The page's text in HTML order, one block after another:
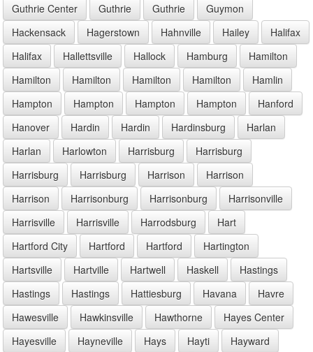
Guthrie Center
Guthrie Guthrie
Guymon
Hackensack
Hagerstown Hahnville Hailey
Halifax
Halifax
Hallettsville Hallock Hamburg
Hamilton
Hamilton
Hamilton Hamilton Hamilton
Hamlin
Hampton
Hampton Hampton Hampton
Hanford
Hanover
Hardin Hardin Hardinsburg
Harlan
Harlan
Harlowton Harrisburg
Harrisburg
Harrisburg
Harrisburg Harrison
Harrison
Harrison
Harrisonburg Harrisonburg
Harrisonville
Harrisville
Harrisville Harrodsburg
Hart
Hartford City
Hartford Hartford
Hartington
Hartsville
Hartville Hartwell Haskell
Hastings
Hastings
Hastings Hattiesburg Havana
Havre
Hawesville
Hawkinsville Hawthorne
Hayes Center
Hayesville
Hayneville Hays Hayti
Hayward